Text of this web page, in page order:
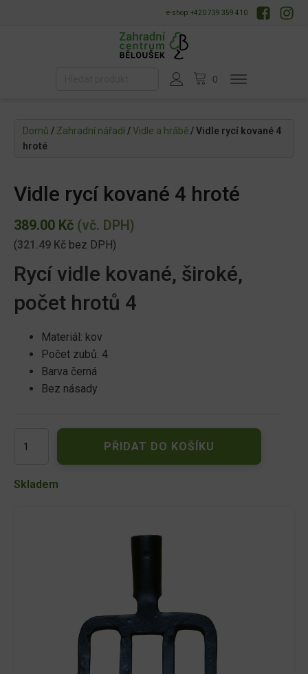
e-shop: +420 739 359 410
Domů / Zahradní nářadí/Vidle a hrábě/ Vidle rycí kované 4
hroté
Vidle rycí kované 4 hroté
389.00 Kč (vč. DPH)
(321.49 Kč bez DPH)
Rycí vidle kované, široké,
počet hrotů 4
Materiál: kov
Počet zubů: 4
Barva černá
Bez násady
rycí
4
PŘIDAT DO KOŠÍKU
Skladem